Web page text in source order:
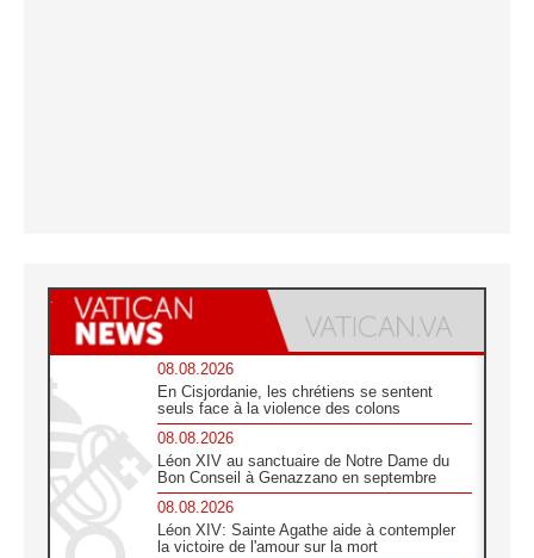
08.08.2026
En Cisjordanie, les chrétiens se sentent
seuls face à la violence des colons
08.08.2026
Léon XIV au sanctuaire de Notre Dame du
Bon Conseil à Genazzano en septembre
08.08.2026
Léon XIV: Sainte Agathe aide à contempler
la victoire de l'amour sur la mort